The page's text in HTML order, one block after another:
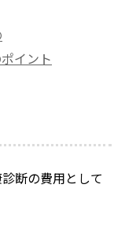
イント
断の費用として